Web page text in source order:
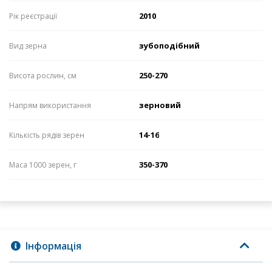
Рік реєстрації 2010
Вид зерна зубоподібний
Висота рослин, см 250-270
Напрям використання зерновий
Кількість рядів зерен 14-16
Маса 1000 зерен, г 350-370
Інформація